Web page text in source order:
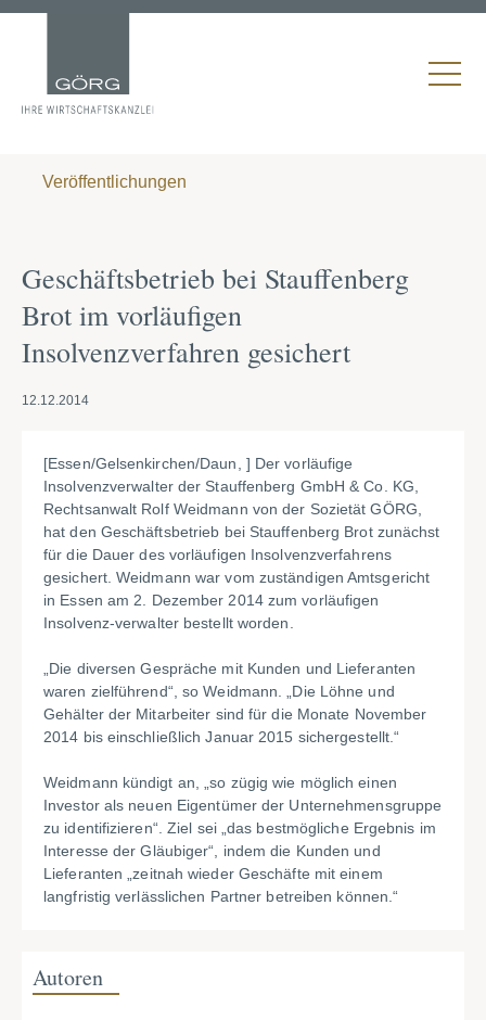
Veröffentlichungen
Geschäftsbetrieb bei Stauffenberg
Brot im vorläufigen
Insolvenzverfahren gesichert
12.12.2014
[Essen/Gelsenkirchen/Daun, ] Der vorläufige
Insolvenzverwalter der Stauffenberg GmbH & Co. KG,
Rechtsanwalt Rolf Weidmann von der Sozietät GÖRG,
hat den Geschäftsbetrieb bei Stauffenberg Brot zunächst
für die Dauer des vorläufigen Insolvenzverfahrens
gesichert. Weidmann war vom zuständigen Amtsgericht
in Essen am 2. Dezember 2014 zum vorläufigen
Insolvenz-verwalter bestellt worden.
„Die diversen Gespräche mit Kunden und Lieferanten
waren zielführend“, so Weidmann. „Die Löhne und
Gehälter der Mitarbeiter sind für die Monate November
2014 bis einschließlich Januar 2015 sichergestellt.“
Weidmann kündigt an, „so zügig wie möglich einen
Investor als neuen Eigentümer der Unternehmensgruppe
zu identifizieren“. Ziel sei „das bestmögliche Ergebnis im
Interesse der Gläubiger“, indem die Kunden und
Lieferanten „zeitnah wieder Geschäfte mit einem
langfristig verlässlichen Partner betreiben können.“
Autoren